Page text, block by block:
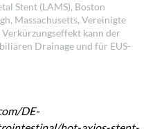
Stent (LAMS), Boston
Massachusetts, Vereinigte
kann der
Drainage und für EUS-
DE-